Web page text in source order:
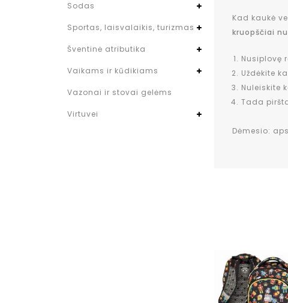
Kad kaukė
kruopščiai
Nusiplovę
Uždėkite
Nuleiskite
Tada
Dėmesio:
Sodas
Sportas, laisvalaikis, turizmas
Šventinė atributika
Vaikams ir kūdikiams
Vazonai ir stovai gelėms
Virtuvei